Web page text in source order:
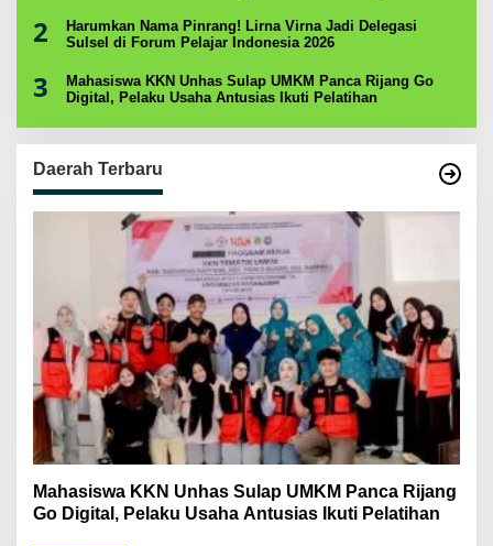
2
Harumkan Nama Pinrang! Lirna Virna Jadi Delegasi
Sulsel di Forum Pelajar Indonesia 2026
3
Mahasiswa KKN Unhas Sulap UMKM Panca Rijang Go
Digital, Pelaku Usaha Antusias Ikuti Pelatihan
Daerah Terbaru
Mahasiswa KKN Unhas Sulap UMKM Panca Rijang
Go Digital, Pelaku Usaha Antusias Ikuti Pelatihan